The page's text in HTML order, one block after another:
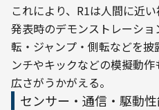
これにより、R1は人間に近
発表時のデモンストレーシ
転・ジャンプ・側転などを
ンチやキックなどの模擬動
広さがうかがえる。
センサー・通信・駆動